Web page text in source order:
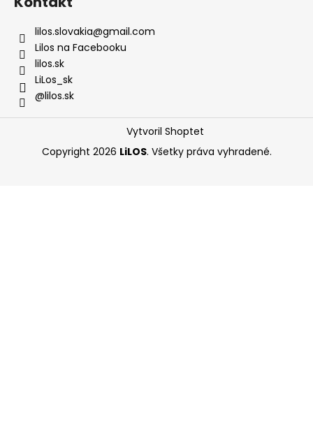
lilos.slovakia@gmail.com
Lilos na Facebooku
lilos.sk
LiLos_sk
@lilos.sk
Vytvoril Shoptet
Copyright 2026 LiLOS. Všetky práva vyhradené.